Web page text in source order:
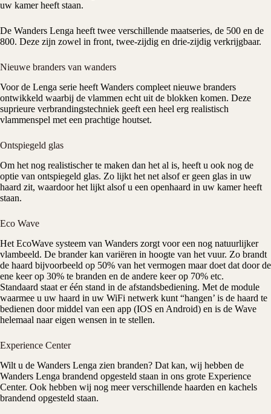
uw kamer heeft staan.
De Wanders Lenga heeft twee verschillende maatseries, de 500 en de
800. Deze zijn zowel in front, twee-zijdig en drie-zijdig verkrijgbaar.
Nieuwe branders van wanders
Voor de Lenga serie heeft Wanders compleet nieuwe branders
ontwikkeld waarbij de vlammen echt uit de blokken komen. Deze
suprieure verbrandingstechniek geeft een heel erg realistisch
vlammenspel met een prachtige houtset.
Ontspiegeld glas
Om het nog realistischer te maken dan het al is, heeft u ook nog de
optie van ontspiegeld glas. Zo lijkt het net alsof er geen glas in uw
haard zit, waardoor het lijkt alsof u een openhaard in uw kamer heeft
staan.
Eco Wave
Het EcoWave systeem van Wanders zorgt voor een nog natuurlijker
vlambeeld. De brander kan variëren in hoogte van het vuur. Zo brandt
de haard bijvoorbeeld op 50% van het vermogen maar doet dat door de
ene keer op 30% te branden en de andere keer op 70% etc.
Standaard staat er één stand in de afstandsbediening. Met de module
waarmee u uw haard in uw WiFi netwerk kunt “hangen’ is de haard te
bedienen door middel van een app (IOS en Android) en is de Wave
helemaal naar eigen wensen in te stellen.
Experience Center
Wilt u de Wanders Lenga zien branden? Dat kan, wij hebben de
Wanders Lenga brandend opgesteld staan in ons grote Experience
Center. Ook hebben wij nog meer verschillende haarden en kachels
brandend opgesteld staan.